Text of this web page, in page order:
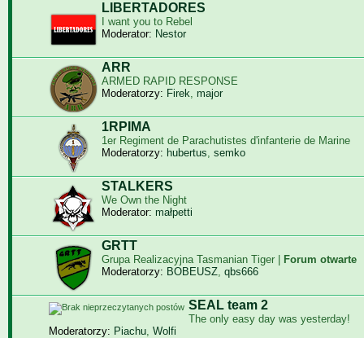
LIBERTADORES
I want you to Rebel
Moderator: Nestor
ARR
ARMED RAPID RESPONSE
Moderatorzy: Firek, major
1RPIMA
1er Regiment de Parachutistes d'infanterie de Marine
Moderatorzy: hubertus, semko
STALKERS
We Own the Night
Moderator: małpetti
GRTT
Grupa Realizacyjna Tasmanian Tiger |
Forum otwarte
Moderatorzy: BOBEUSZ, qbs666
SEAL team 2
The only easy day was yesterday!
Moderatorzy: Piachu, Wolfi